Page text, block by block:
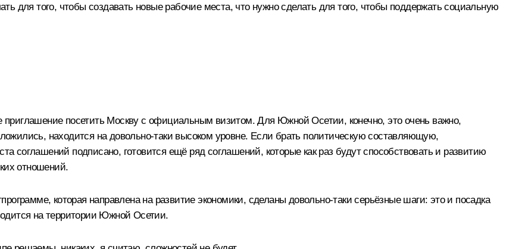
для того, чтобы создавать новые рабочие места, что нужно сделать для того, чтобы поддержать социальную
приглашение посетить Москву с официальным визитом. Для Южной Осетии, конечно, это очень важно,
находится на довольно-таки высоком уровне. Если брать политическую составляющую,
соглашений подписано, готовится ещё ряд соглашений, которые как раз будут способствовать и развитию
отношений.
которая направлена на развитие экономики, сделаны довольно-таки серьёзные шаги: это и посадка
на территории Южной Осетии.